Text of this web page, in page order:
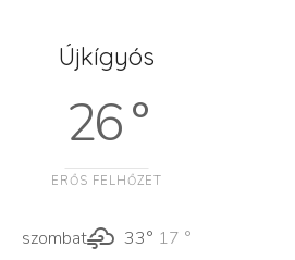
Újkígyós
26 °
ERŐS FELHŐZET
szombat 33° 17 °